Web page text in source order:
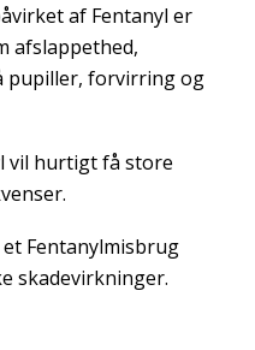
af Fentanyl er
afslappethed,
pupiller, forvirring og
vil hurtigt få store
Fentanylmisbrug
skadevirkninger.